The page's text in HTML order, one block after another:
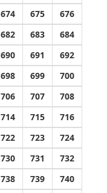
674 675
676
682 683
684
690 691
692
698 699
700
706 707
708
714 715
716
722 723
724
730 731
732
738 739
740